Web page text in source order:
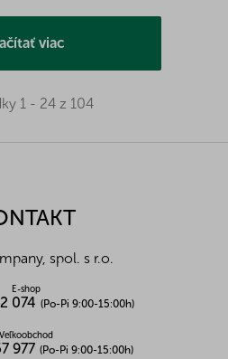
viac
1 - 24 z 104
spol. s r.o.
E-shop
074 (Po-Pi 9:00-15:00h)
Veľkoobchod
977 (Po-Pi 9:00-15:00h)